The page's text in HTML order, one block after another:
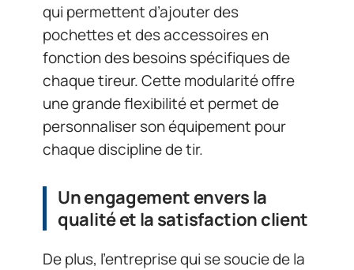
qui permettent d’ajouter des
pochettes et des accessoires en
fonction des besoins spécifiques de
chaque tireur. Cette modularité offre
une grande flexibilité et permet de
personnaliser son équipement pour
chaque discipline de tir.
Un engagement envers la
qualité et la satisfaction client
De plus, l’entreprise qui se soucie de la